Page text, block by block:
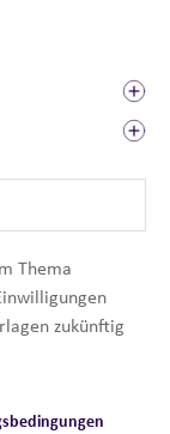
Thema
zukünftig